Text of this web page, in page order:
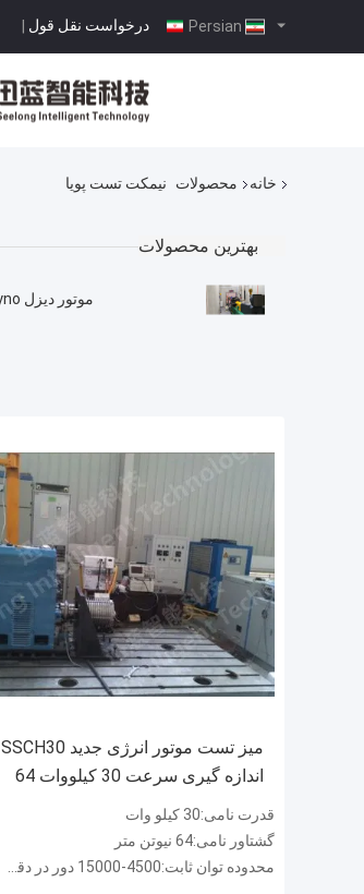
درخواست نقل قول |
خانه محصولات نیمکت تست پویا
بهترین محصولات
موتور دیزل Dyno برای تست دوام
میز تست موتور انرژی جدید SSCH30
اندازه گیری سرعت 30 کیلووات 64
نیوتن متر
قدرت نامی:30 کیلو وات
گشتاور نامی:64 نیوتن متر
محدوده توان ثابت:4500-15000 دور در دقیقه